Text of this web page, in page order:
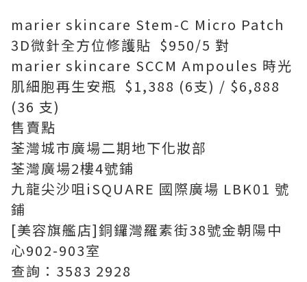
marier skincare Stem-C Micro Patch
3D微針全方位修護貼 $950/5 對
marier skincare SCCM Ampoules 時光
肌細胞再生安瓶 $1,388 (6支) / $6,888
(36 支)
售賣點
荃灣城市廣場二期地下化妝部
荃灣廣場2樓4號鋪
九龍尖沙咀iSQUARE 國際廣場 LBK01 號
鋪
[美容旗艦店]銅鑼灣羅素街38號金朝陽中
心902-903室
查詢：3583 2928